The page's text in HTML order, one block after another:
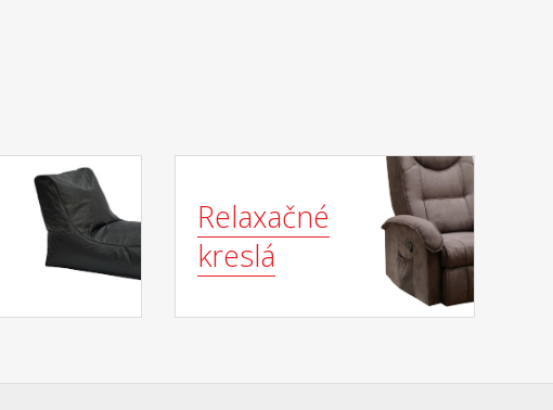
Relaxačné
kreslá